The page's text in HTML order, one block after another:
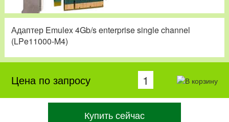
Адаптер Emulex 4Gb/s enterprise single channel
(LPe11000-M4)
Цена по запросу
Купить сейчас